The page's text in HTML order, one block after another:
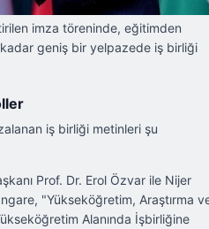
imza töreninde, eğitimden
geniş bir yelpazede iş birliği
iş birliği metinleri şu
Prof. Dr. Erol Özvar ile Nijer
"Yükseköğretim, Araştırma
Alanında İşbirliğine